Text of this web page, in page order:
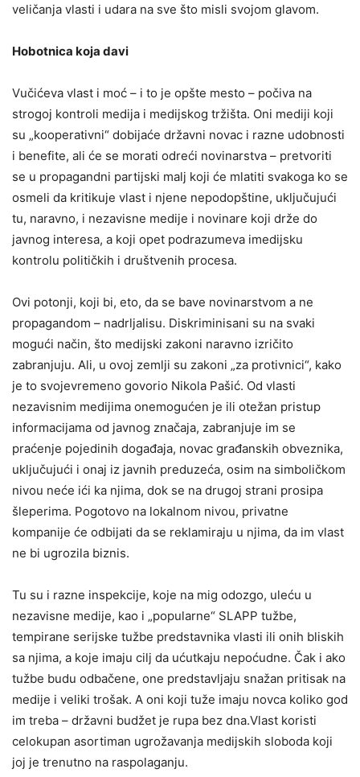
veličanja vlasti i udara na sve što misli svojom glavom.
Hobotnica koja davi
Vučićeva vlast i moć – i to je opšte mesto – počiva na
strogoj kontroli medija i medijskog tržišta. Oni mediji koji
su „kooperativni“ dobijaće državni novac i razne udobnosti
i benefite, ali će se morati odreći novinarstva – pretvoriti
se u propagandni partijski malj koji će mlatiti svakoga ko se
osmeli da kritikuje vlast i njene nepodopštine, uključujući
tu, naravno, i nezavisne medije i novinare koji drže do
javnog interesa, a koji opet podrazumeva imedijsku
kontrolu političkih i društvenih procesa.
Ovi potonji, koji bi, eto, da se bave novinarstvom a ne
propagandom – nadrljalisu. Diskriminisani su na svaki
mogući način, što medijski zakoni naravno izričito
zabranjuju. Ali, u ovoj zemlji su zakoni „za protivnici“, kako
je to svojevremeno govorio Nikola Pašić. Od vlasti
nezavisnim medijima onemogućen je ili otežan pristup
informacijama od javnog značaja, zabranjuje im se
praćenje pojedinih događaja, novac građanskih obveznika,
uključujući i onaj iz javnih preduzeća, osim na simboličkom
nivou neće ići ka njima, dok se na drugoj strani prosipa
šleperima. Pogotovo na lokalnom nivou, privatne
kompanije će odbijati da se reklamiraju u njima, da im vlast
ne bi ugrozila biznis.
Tu su i razne inspekcije, koje na mig odozgo, uleću u
nezavisne medije, kao i „popularne“ SLAPP tužbe,
tempirane serijske tužbe predstavnika vlasti ili onih bliskih
sa njima, a koje imaju cilj da ućutkaju nepoćudne. Čak i ako
tužbe budu odbačene, one predstavljaju snažan pritisak na
medije i veliki trošak. A oni koji tuže imaju novca koliko god
im treba – državni budžet je rupa bez dna.Vlast koristi
celokupan asortiman ugrožavanja medijskih sloboda koji
joj je trenutno na raspolaganju.